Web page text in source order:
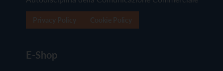
E-Shop